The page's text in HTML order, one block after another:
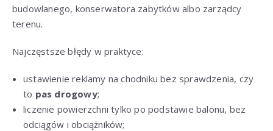
budowlanego, konserwatora zabytków albo zarządcy
terenu.
Najczęstsze błędy w praktyce:
ustawienie reklamy na chodniku bez sprawdzenia, czy
to pas drogowy;
liczenie powierzchni tylko po podstawie balonu, bez
odciągów i obciążników;